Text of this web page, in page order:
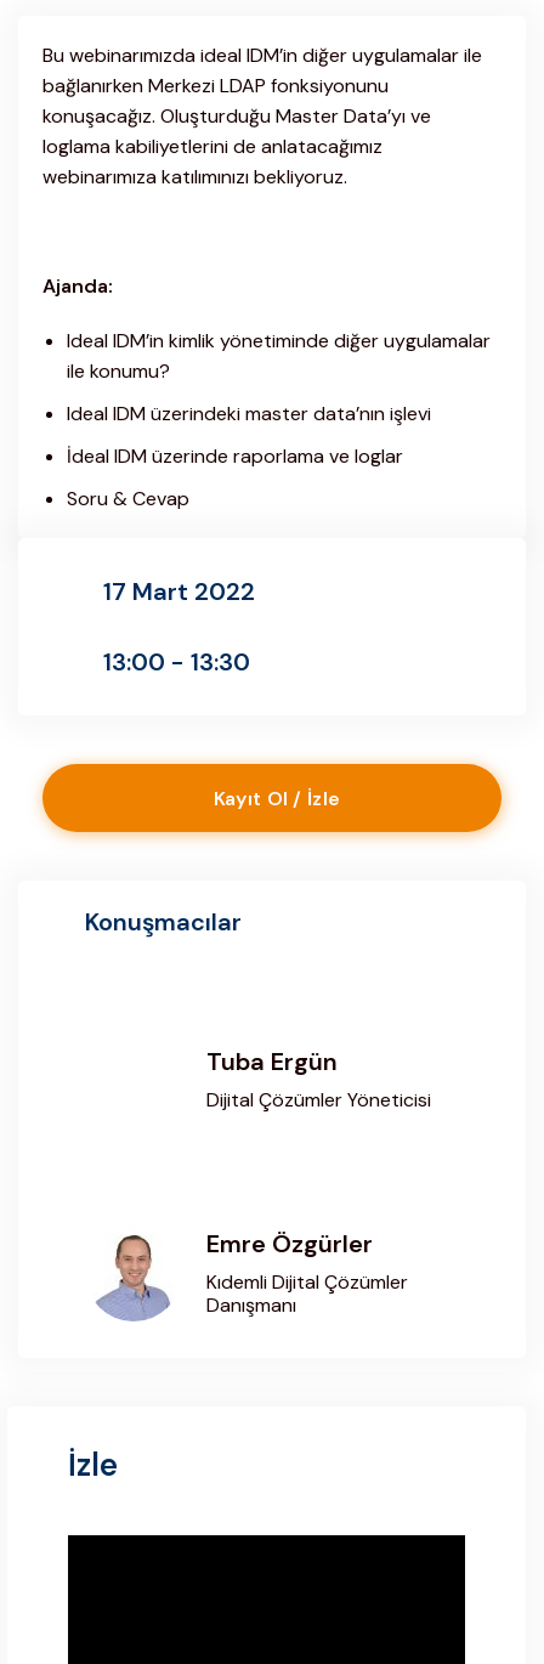
Bu webinarımızda ideal IDM’in diğer uygulamalar ile
bağlanırken Merkezi LDAP fonksiyonunu
konuşacağız. Oluşturduğu Master Data’yı ve
loglama kabiliyetlerini de anlatacağımız
webinarımıza katılımınızı bekliyoruz.
Ajanda:
Ideal IDM’in kimlik yönetiminde diğer uygulamalar
ile konumu?
Ideal IDM üzerindeki master data’nın işlevi
İdeal IDM üzerinde raporlama ve loglar
Soru & Cevap
17 Mart 2022
13:00 - 13:30
Kayıt Ol / İzle
Tuba Ergün
Kıdemli Dijital Çözümler
Danışmanı
İzle